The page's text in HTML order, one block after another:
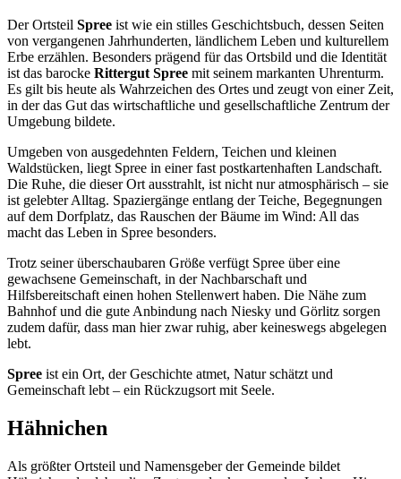
Der Ortsteil Spree ist wie ein stilles Geschichtsbuch, dessen Seiten
von vergangenen Jahrhunderten, ländlichem Leben und kulturellem
Erbe erzählen. Besonders prägend für das Ortsbild und die Identität
ist das barocke Rittergut Spree mit seinem markanten Uhrenturm.
Es gilt bis heute als Wahrzeichen des Ortes und zeugt von einer Zeit,
in der das Gut das wirtschaftliche und gesellschaftliche Zentrum der
Umgebung bildete.
Umgeben von ausgedehnten Feldern, Teichen und kleinen
Waldstücken, liegt Spree in einer fast postkartenhaften Landschaft.
Die Ruhe, die dieser Ort ausstrahlt, ist nicht nur atmosphärisch – sie
ist gelebter Alltag. Spaziergänge entlang der Teiche, Begegnungen
auf dem Dorfplatz, das Rauschen der Bäume im Wind: All das
macht das Leben in Spree besonders.
Trotz seiner überschaubaren Größe verfügt Spree über eine
gewachsene Gemeinschaft, in der Nachbarschaft und
Hilfsbereitschaft einen hohen Stellenwert haben. Die Nähe zum
Bahnhof und die gute Anbindung nach Niesky und Görlitz sorgen
zudem dafür, dass man hier zwar ruhig, aber keineswegs abgelegen
lebt.
Spree ist ein Ort, der Geschichte atmet, Natur schätzt und
Gemeinschaft lebt – ein Rückzugsort mit Seele.
Hähnichen
Als größter Ortsteil und Namensgeber der Gemeinde bildet